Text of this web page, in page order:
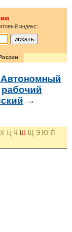
индекс:
Автономный
рабочий
→
Х Ц Ч Ш Щ Э Ю Я